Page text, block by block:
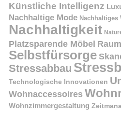
Künstliche Intelligenz
Nachhaltige Mode Nachhaltiges
Nachhaltigkeit
Platzsparende Möbel
Selbstfürsorge
Stressabbau
Technologische Innovationen
Wohnaccessoires
Wohnzimmergestaltung